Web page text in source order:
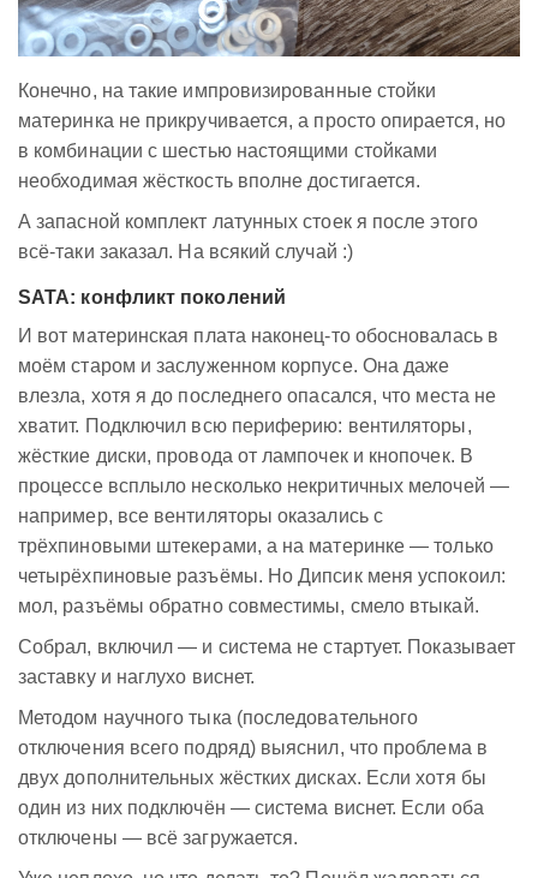
Конечно, на такие импровизированные стойки
материнка не прикручивается, а просто опирается, но
в комбинации с шестью настоящими стойками
необходимая жёсткость вполне достигается.
А запасной комплект латунных стоек я после этого
всё-таки заказал. На всякий случай :)
SATA: конфликт поколений
И вот материнская плата наконец-то обосновалась в
моём старом и заслуженном корпусе. Она даже
влезла, хотя я до последнего опасался, что места не
хватит. Подключил всю периферию: вентиляторы,
жёсткие диски, провода от лампочек и кнопочек. В
процессе всплыло несколько некритичных мелочей —
например, все вентиляторы оказались с
трёхпиновыми штекерами, а на материнке — только
четырёхпиновые разъёмы. Но Дипсик меня успокоил:
мол, разъёмы обратно совместимы, смело втыкай.
Собрал, включил — и система не стартует. Показывает
заставку и наглухо виснет.
Методом научного тыка (последовательного
отключения всего подряд) выяснил, что проблема в
двух дополнительных жёстких дисках. Если хотя бы
один из них подключён — система виснет. Если оба
отключены — всё загружается.